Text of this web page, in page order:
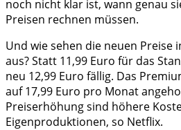
noch nicht klar ist, wann genau
Preisen rechnen müssen.
Und wie sehen die neuen Preise
aus? Statt 11,99 Euro für das
neu 12,99 Euro fällig. Das
auf 17,99 Euro pro Monat
Preiserhöhung sind höhere
Eigenproduktionen, so Netflix.